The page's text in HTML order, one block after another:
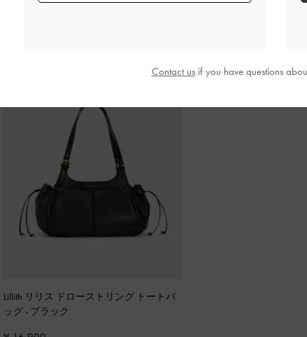
Lillith リリス ドローストリング トートバ
ッグ - ブラック
Contact usif you have questions